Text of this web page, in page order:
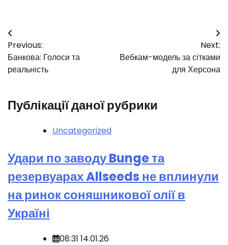
Навігація
записів
Previous:
Банкова: Голоси та
реальність
Next:
Вебкам-модель за сітками
для Херсона
Публікації даної рубрики
Uncategorized
Удари по заводу Bunge та
резервуарах Allseeds не вплинули
на ринок соняшникової олії в
Україні
08:31 14.01.26